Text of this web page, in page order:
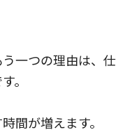
一つの理由は、仕
。
間が増えます。